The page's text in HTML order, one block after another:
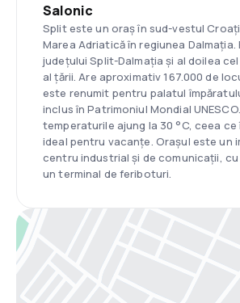
Salonic
Split este un oraș în sud-vestul
Marea Adriatică în regiunea
județului Split-Dalmația și al doilea
al țării. Are aproximativ 167.000 de
este renumit pentru palatul
inclus în Patrimoniul Mondial
temperaturile ajung la 30 °C, ceea
ideal pentru vacanțe. Orașul este un
centru industrial și de comunicații,
un terminal de feriboturi.